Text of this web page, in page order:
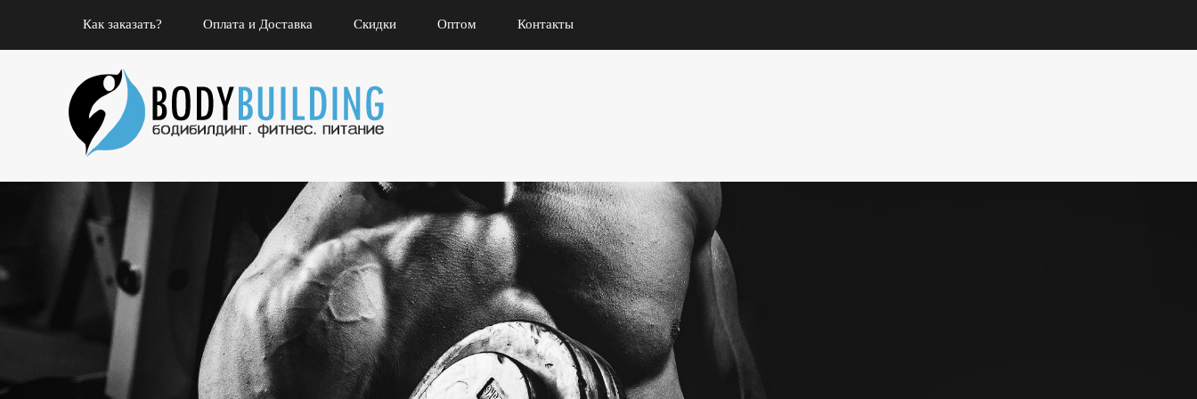
Как заказать? Оплата и Доставка Скидки Оптом Контакты